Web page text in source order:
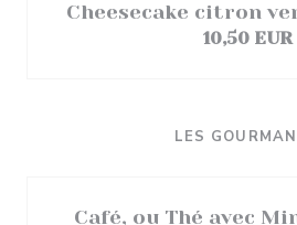
Cheesecake citron
10,50 EUR
LES
Café, ou Thé avec